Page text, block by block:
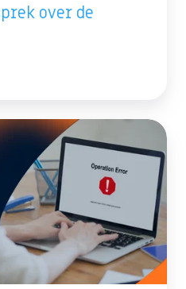
over de